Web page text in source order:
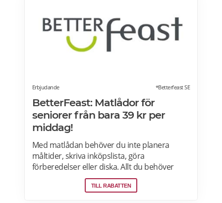
Erbjudande *Betterfeast SE
BetterFeast: Matlådor för
seniorer från bara 39 kr per
middag!
Med matlådan behöver du inte planera
måltider, skriva inköpslista, göra
förberedelser eller diska. Allt du behöver
göra är att värma maten och så är det
färdigt för servering! Betterfeast handlar,
TILL RABATTEN